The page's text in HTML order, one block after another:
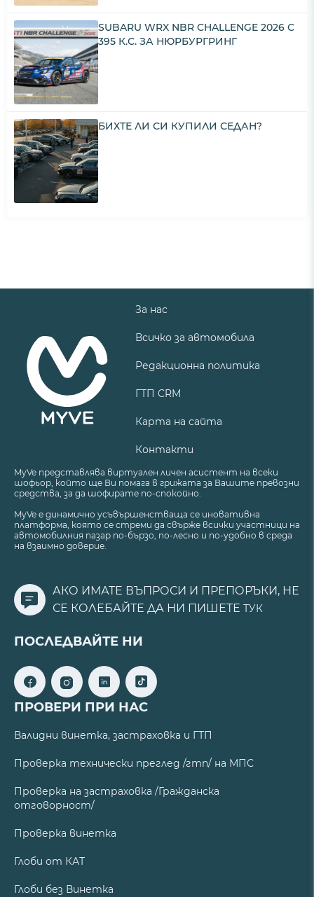
SUBARU WRX NBR CHALLENGE 2026 С
395 К.С. ЗА НЮРБУРГРИНГ
БИХТЕ ЛИ СИ КУПИЛИ СЕДАН?
За нас
Всичко за автомобила
Редакционна политика
ГТП CRM
Карта на сайта
Контакти
MyVe представлява виртуален личен асистент на всеки
шофьор, който ще Ви помага в грижата за Вашите превозни
средства, за да шофирате по-спокойно.
MyVe е динамично усъвършенстваща се иновативна
платформа, която се стреми да свърже всички участници на
автомобилния пазар по-бързо, по-лесно и по-удобно в среда
на взаимно доверие.
АКО ИМАТЕ ВЪПРОСИ И ПРЕПОРЪКИ, НЕ
СЕ КОЛЕБАЙТЕ ДА НИ ПИШЕТЕ ТУК
ПОСЛЕДВАЙТЕ НИ
ПРОВЕРИ ПРИ НАС
Валидни винетка, застраховка и ГТП
Проверка технически преглед /гтп/ на МПС
Проверка на застраховка /Гражданска
отговорност/
Проверка винетка
Глоби от КАТ
Глоби без Винетка